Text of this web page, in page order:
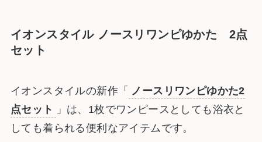
イオンスタイル ノースリワンピゆかた 2点
セット
イオンスタイルの新作「
ノースリワンピゆかた2
点セット
」は、1枚でワンピースとしても浴衣と
しても着られる便利なアイテムです。